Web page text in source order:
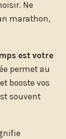
Ne
marathon,
est votre
permet au
booste vos
souvent